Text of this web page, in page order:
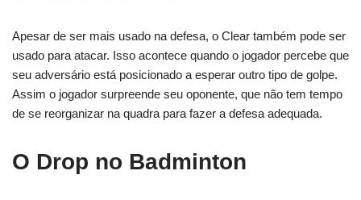
Apesar de ser mais usado na defesa, o Clear também pode ser
usado para atacar. Isso acontece quando o jogador percebe que
seu adversário está posicionado a esperar outro tipo de golpe.
Assim o jogador surpreende seu oponente, que não tem tempo
de se reorganizar na quadra para fazer a defesa adequada.
O Drop no Badminton